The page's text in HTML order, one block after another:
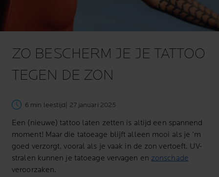
ZO BESCHERM JE JE TATTOO
TEGEN DE ZON
6 min leestijd | 27 januari 2025
Een (nieuwe) tattoo laten zetten is altijd een spannend
moment! Maar die tatoeage blijft alleen mooi als je ‘m
goed verzorgt, vooral als je vaak in de zon vertoeft. UV-
stralen kunnen je tatoeage vervagen en zonschade
veroorzaken.